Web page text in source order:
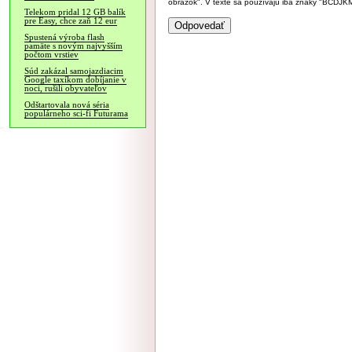
Telekom pridal 12 GB balík
pre Easy, chce zaň 12 eur
Spustená výroba flash
pamäte s novým najvyšším
počtom vrstiev
Súd zakázal samojazdiacim
Google taxíkom dobíjanie v
noci, rušili obyvateľov
Odštartovala nová séria
populárneho sci-fi Futurama
obrázok". V texte sa používajú iba znaky